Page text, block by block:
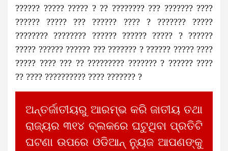
?????? ????? ????? ? ?? ???????? ??? ??????? ????
?????? ????? ??? ?????? ???? ? ??????? ?????
???????? ???????? ?????? ?????? ????? ? ??????
????? ?????? ?????? ??? ??????? ? ?????? ????? ????
????? ???? ??? ?? ????????? ??????? ? ?????? ????
?? ???? ?????????? ???? ??????? ?
ଅନ୍ତର୍ଜାତୀୟରୁ ଆରମ୍ଭ କରି ଜାତୀୟ ତଥା
ରାଜ୍ୟର ୩୧୪ ବ୍ଲକରେ ଘଟୁଥିବା ପ୍ରତିଟି
ଘଟଣା ଉପରେ ଓଡିଆନ୍ ନ୍ୟୁଜ ଆପଣଙ୍କୁ